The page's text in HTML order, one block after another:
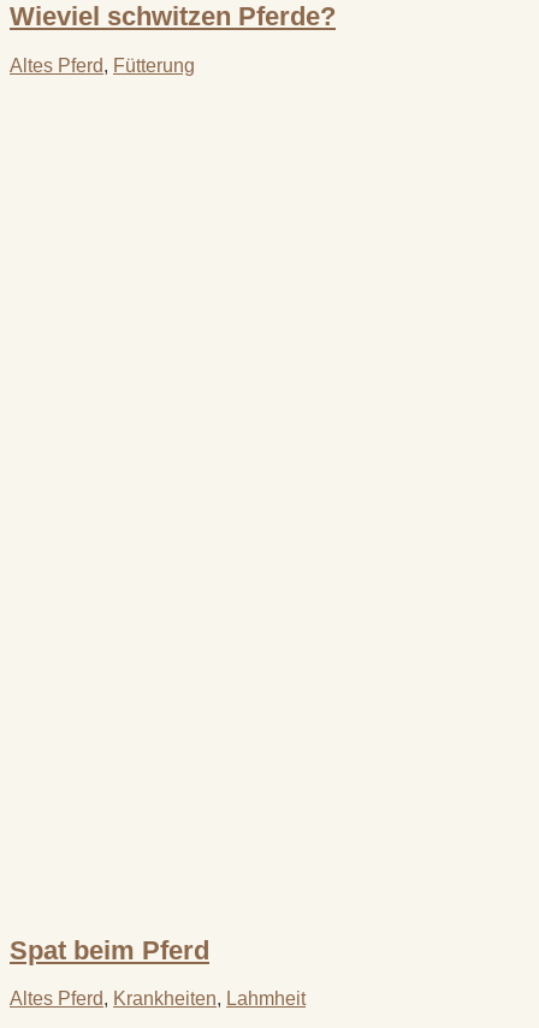
Wieviel schwitzen Pferde?
Altes Pferd, Fütterung
Spat beim Pferd
Altes Pferd, Krankheiten, Lahmheit